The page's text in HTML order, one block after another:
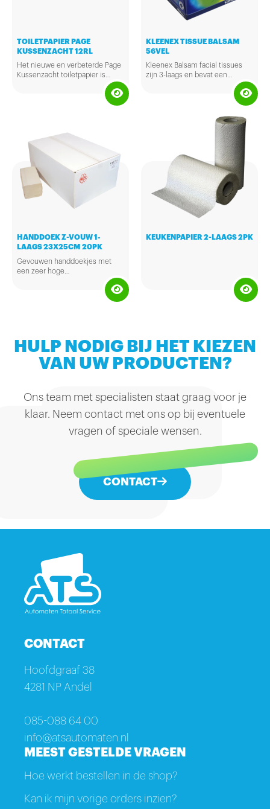
TOILETPAPIER PAGE
KUSSENZACHT 12RL
Het nieuwe en verbeterde Page
Kussenzacht toiletpapier is
speciaal ontworpen voor ultiem
comfort. De heerlijke dikke,
superzachte velletjes wc papier
een comfortabele reiniging als
ooit tevoren. De nieuwe Air
Pocket™-textuur absorbeert druk
beter wat zorgt voor ultiem
comfort en zachtheid.
KLEENEX TISSUE BALSAM
56VEL
Kleenex Balsam facial tissues
zijn 3-laags en bevat een
calendulabalsem. Dit zorgt voor
extra zachtheid en bescherming
voor je huid. De tissues zitten in
vorm van een kubus. Kleur: wit
Kleenex Balsam facial tissue
verpakking met 56 tissues.
HANDDOEK Z-VOUW 1-
LAAGS 23X25CM 20PK
Gevouwen handdoekjes met
een zeer hoge
absorptiesnelheid, waardoor ze
geschikt zijn voor meerdere
toepassingen. De handdoekjes
deze Z-vouw is dat zodra er een
handdoekje uit de dispenser is
gehaald, het volgende
handdoekje gelijk weer klaar
KEUKENPAPIER 2-LAAGS 2PK
HULP NODIG BIJ HET KIEZEN
VAN UW PRODUCTEN?
Ons team met specialisten staat graag voor je
klaar. Neem contact met ons op bij eventuele
vragen of speciale wensen.
CONTACT
CONTACT
Hoofdgraaf 38
4281 NP Andel
085-088 64 00
info@atsautomaten.nl
MEEST GESTELDE VRAGEN
Hoe werkt bestellen in de shop?
Kan ik mijn vorige orders inzien?